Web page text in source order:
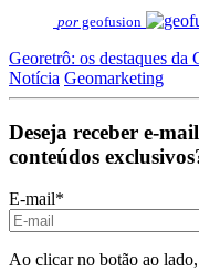
por geofusion
Georetrô: os destaques da
Notícia Geomarketing
Deseja receber e-
conteúdos
E-mail*
Ao clicar no botão ao